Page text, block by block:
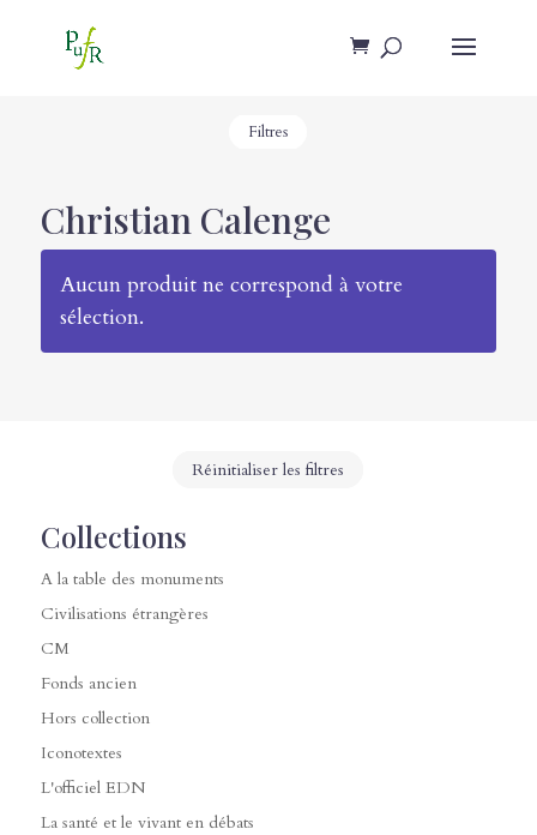
Filtres
Christian Calenge
Aucun produit ne correspond à votre
sélection.
Réinitialiser les filtres
Collections
A la table des monuments
Civilisations étrangères
CM
Fonds ancien
Hors collection
Iconotextes
L'officiel EDN
La santé et le vivant en débats